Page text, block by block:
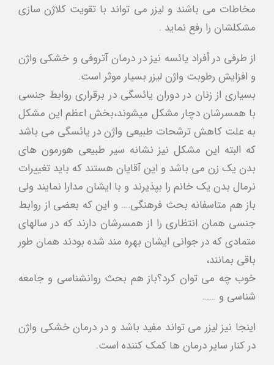
مخاطات مي باشند و ليزر مي تواند با تقويت كلاژن سازي
مشكلشان را رفع نمايد .
از طرفي در أفراد يائسه نيز در درمان آتروفي و خشكي واژن
و افزايش رطوبت واژن ليزر بسيار موثر است.
بسياري از زنان در دوران يائسگي در برقراري روابط جنسي
با همسرشان دچار مشكل ميشوند،بخش اعظم اين مشكل
به علت كاهش ترشحات طبيعي واژن در يائسگي مي باشد
كه البته اين مشكل نيز نشانه سير طبيعي هورمون هاي
بدن يك زن مي باشد و اين آقايان هستند كه بايد تغييرات
نرمال بدن يك خانم را بپذيرند و با ايشان مدارا نمايند ولي
باز هم متاسفانه بحث فرهنگي…. و اين كه بعضي از روابط
جنسي همان انتظاري را از همسرشان دارند كه در سالهاي
متمادي كه در جواني ايشان بهره مند شده بودند همان طور
باقي بمانند،
خوب چه مي توان كرد؟باز هم بحث روانشناسي و جامعه
شناسي و ……
اينجا نيز ليزر مي تواند مفيد باشد و در درمان خشكي واژن
در كنار ساير درمان ها كمك كننده است.